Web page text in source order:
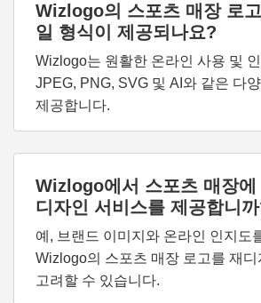
Wizlogo의 스포츠 매장 로
일 형식이 제공되나요?
Wizlogo는 원활한 온라인 사용 및
JPEG, PNG, SVG 및 AI와 같은 다
제공합니다.
Wizlogo에서 스포츠 매장에
디자인 서비스를 제공합니
예, 브랜드 이미지와 온라인 인지도
Wizlogo의 스포츠 매장 로고를 재
고려할 수 있습니다.